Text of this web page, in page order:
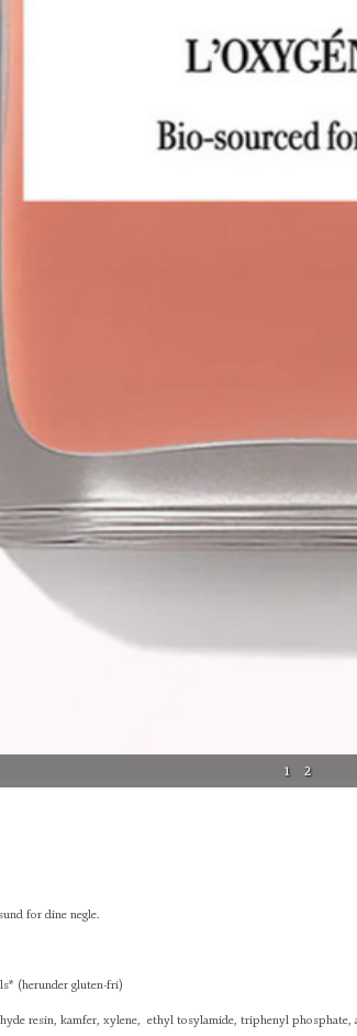
1 2
for dine negle.
(herunder gluten-fri)
resin, kamfer, xylene, ethyl tosylamide, triphenyl phosphate,